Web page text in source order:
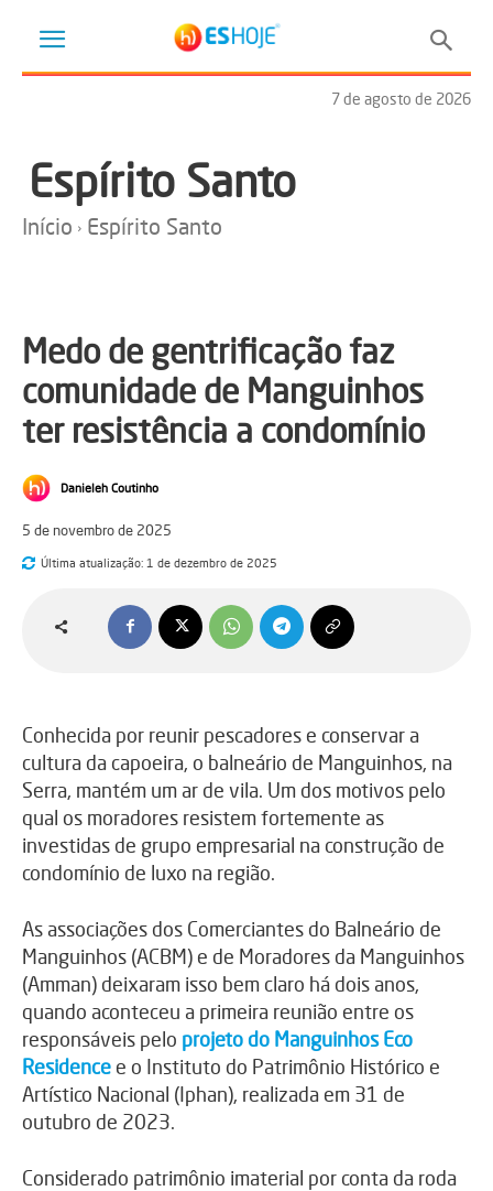
7 de agosto de 2026
Espírito Santo
Início Espírito Santo
Medo de gentrificação faz
comunidade de Manguinhos
ter resistência a condomínio
Danieleh Coutinho
5 de novembro de 2025
Última atualização: 1 de dezembro de 2025
Conhecida por reunir pescadores e conservar a
cultura da capoeira, o balneário de Manguinhos, na
Serra, mantém um ar de vila. Um dos motivos pelo
qual os moradores resistem fortemente as
investidas de grupo empresarial na construção de
condomínio de luxo na região.
As associações dos Comerciantes do Balneário de
Manguinhos (ACBM) e de Moradores da Manguinhos
(Amman) deixaram isso bem claro há dois anos,
quando aconteceu a primeira reunião entre os
responsáveis pelo projeto do Manguinhos Eco
Residence e o Instituto do Patrimônio Histórico e
Artístico Nacional (Iphan), realizada em 31 de
outubro de 2023.
Considerado patrimônio imaterial por conta da roda